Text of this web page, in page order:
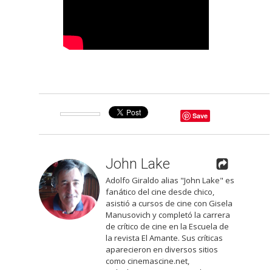
Save
John Lake
Adolfo Giraldo alias "John Lake" es
fanático del cine desde chico,
asistió a cursos de cine con Gisela
Manusovich y completó la carrera
de crítico de cine en la Escuela de
la revista El Amante. Sus críticas
aparecieron en diversos sitios
como cinemascine.net,